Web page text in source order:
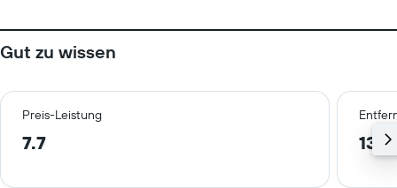
Gut zu wissen
Preis-Leistung
7.7